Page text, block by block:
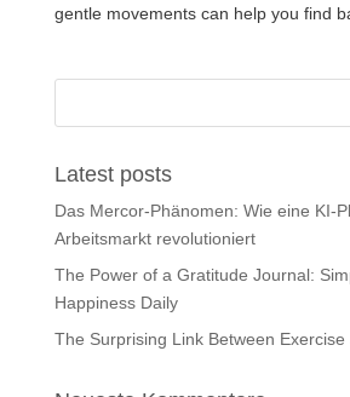
gentle movements can help you find
Latest posts
Das Mercor-Phänomen: Wie eine KI-
Arbeitsmarkt revolutioniert
The Power of a Gratitude Journal:
Happiness Daily
The Surprising Link Between